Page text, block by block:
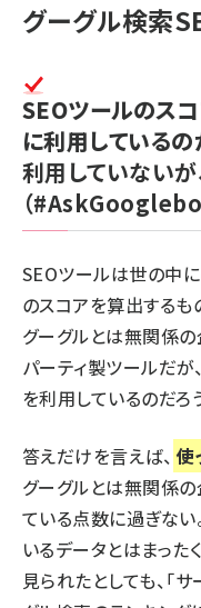
グーグル検索
SEOツールのス
に利用しているの
利用していない
（
SEOツールは世の中
のスコアを算出するも
グーグルとは無関係
パーティ製ツールだが
を利用しているのだろ
答えだけを言えば、 使
グーグルとは無関係
ている点数に過ぎな
いるデータとはまった
見られたとしても、「